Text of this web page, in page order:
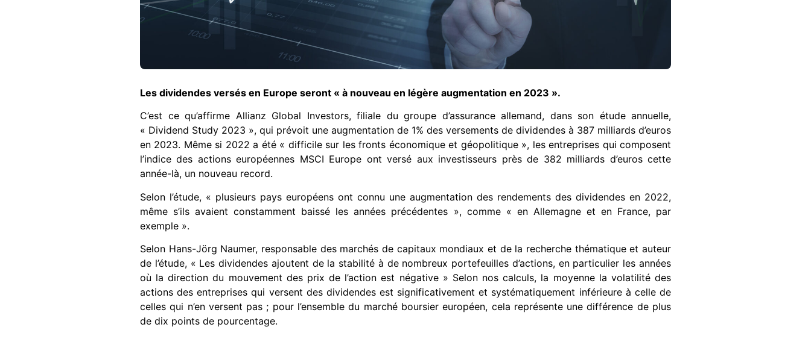
Les dividendes versés en Europe seront « à nouveau en légère augmentation en 2023 ».
C’est ce qu’affirme Allianz Global Investors, filiale du groupe d’assurance allemand, dans son étude annuelle,
« Dividend Study 2023 », qui prévoit une augmentation de 1% des versements de dividendes à 387 milliards d’euros
en 2023. Même si 2022 a été « difficile sur les fronts économique et géopolitique », les entreprises qui composent
l’indice des actions européennes MSCI Europe ont versé aux investisseurs près de 382 milliards d’euros cette
année-là, un nouveau record.
Selon l’étude, « plusieurs pays européens ont connu une augmentation des rendements des dividendes en 2022,
même s’ils avaient constamment baissé les années précédentes », comme « en Allemagne et en France, par
exemple ».
Selon Hans-Jörg Naumer, responsable des marchés de capitaux mondiaux et de la recherche thématique et auteur
de l’étude, « Les dividendes ajoutent de la stabilité à de nombreux portefeuilles d’actions, en particulier les années
où la direction du mouvement des prix de l’action est négative » Selon nos calculs, la moyenne la volatilité des
actions des entreprises qui versent des dividendes est significativement et systématiquement inférieure à celle de
celles qui n’en versent pas ; pour l’ensemble du marché boursier européen, cela représente une différence de plus
de dix points de pourcentage.